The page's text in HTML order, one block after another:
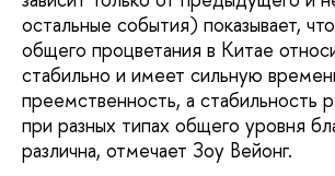
остальные события) показывает,
общего процветания в Китае
стабильно и имеет сильную
преемственность, а стабильность
при разных типах общего уровня
различна, отмечает Зоу Вейонг.